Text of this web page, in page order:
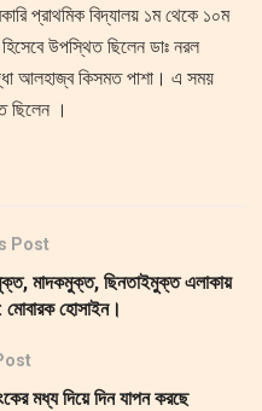
প্রাথমিক বিদ্যালয় ১ম থেকে ১০ম
উপস্থিত ছিলেন ডাঃ নরল
আলহাজ্ব কিসমত পাশা। এ সময়
ছিলেন ।
Post
মাদকমুক্ত, ছিনতাইমুক্ত এলাকায়
হোসাইন।
মধ্য দিয়ে দিন যাপন করছে